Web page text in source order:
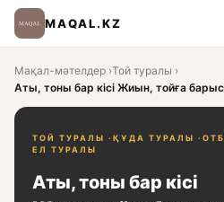
MAQAL.KZ
Мақал-мәтелдер ›Той туралы ›
Аты, тоны бар кісі Жиын, тойға
ТОЙ ТУРАЛЫ · ҚҰДА ТУРАЛЫ ·
ЕЛ ТУРАЛЫ
Аты, тоны бар кісі